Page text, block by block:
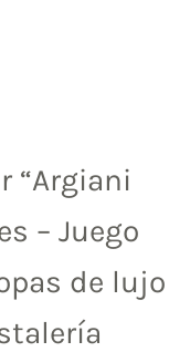
“Argiani
– Juego
de lujo